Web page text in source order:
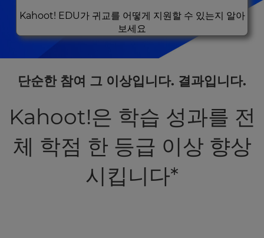
Kahoot! EDU가 귀교를 어떻게 지원할 수 있는지 알아
보세요
단순한 참여 그 이상입니다. 결과입니다.
Kahoot!은 학습 성과를 전
체 학점 한 등급 이상 향상
시킵니다*